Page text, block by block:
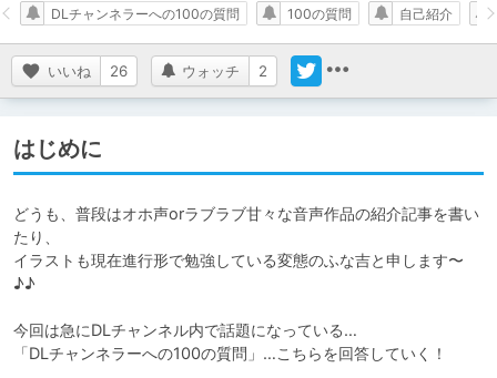
いいね 26 ウォッチ 2
DLチャンネラーへの100の質問 100の質問 自己紹介
はじめに
どうも、普段はオホ声orラブラブ甘々な音声作品の紹介記事を書い
たり、
イラストも現在進行形で勉強している変態のふな吉と申します〜
♪♪
今回は急にDLチャンネル内で話題になっている…
「DLチャンネラーへの100の質問」…こちらを回答していく！